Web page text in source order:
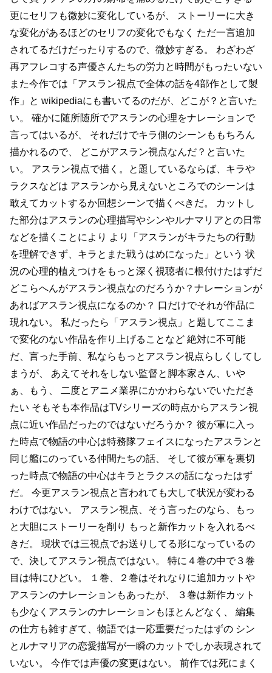
更にセリフも微妙に変化しているが、
ストーリーに大き
な変化があるほどのセリフの変化でもなく
ただ一言追加
されてるだけだったりするので、微妙すぎる。
わざわざ
再アフレコする声優さんたちの労力と時間がもったいない
また今作では「アスラン視点で全体の話を4部作として製
作」と wikipediaにも書いてるのだが、どこが？と言いた
い。
確かに随所随所でアスランの心理をナレーションで
言ってはいるが、
それだけでキラ側のシーンももちろん
描かれるので、
どこがアスラン視点なんだ？と言いた
い。
アスラン視点で描く。と題しているならば、キラや
ラクスなどは アスランから見えないところでのシーンは
敢えてカットするか回想シーンで描くべきだ。
カットし
た部分はアスランの心理描写やシンやルナマリアとの日常
などを描くことにより より「アスランがキラたちの行動
を理解できず、キラとまた戦うはめになった」という 状
況の心理的植えつけをもっと深く視聴者に根付けたはずだ
どこらへんがアスラン視点なのだろうか？ナレーションが
あればアスラン視点になるのか？ 口だけでそれが作品に
現れない。
私だったら「アスラン視点」と題してここま
で変化のない作品を作り上げることなど 絶対に不可能
だ、言った手前、私ならもっとアスラン視点らしくしてし
まうが、
あえてそれをしない監督と脚本家さん、いや
ぁ、もう、
二度とアニメ業界にかかわらないでいただき
たい そもそも本作品はTVシリーズの時点からアスラン視
点に近い作品だったのではないだろうか？ 彼が軍に入っ
た時点で物語の中心は特務隊フェイスになったアスランと
同じ艦にのっている仲間たちの話、
そして彼が軍を裏切
った時点で物語の中心はキラとラクスの話になったはず
だ。
今更アスラン視点と言われても大して状況が変わる
わけではない。
アスラン視点、そう言ったのなら、もっ
と大胆にストーリーを削り
もっと新作カットを入れるべ
きだ。
現状では三視点でお送りしてる形になっているの
で、決してアスラン視点ではない。
特に４巻の中で３巻
目は特にひどい。
１巻、２巻はそれなりに追加カットや
アスランのナレーションもあったが、
３巻は新作カット
も少なくアスランのナレーションもほとんどなく、
編集
の仕方も雑すぎて、物語では一応重要だったはずの シン
とルナマリアの恋愛描写が一瞬のカットでしか表現されて
いない。
今作では声優の変更はない。
前作では死にまく